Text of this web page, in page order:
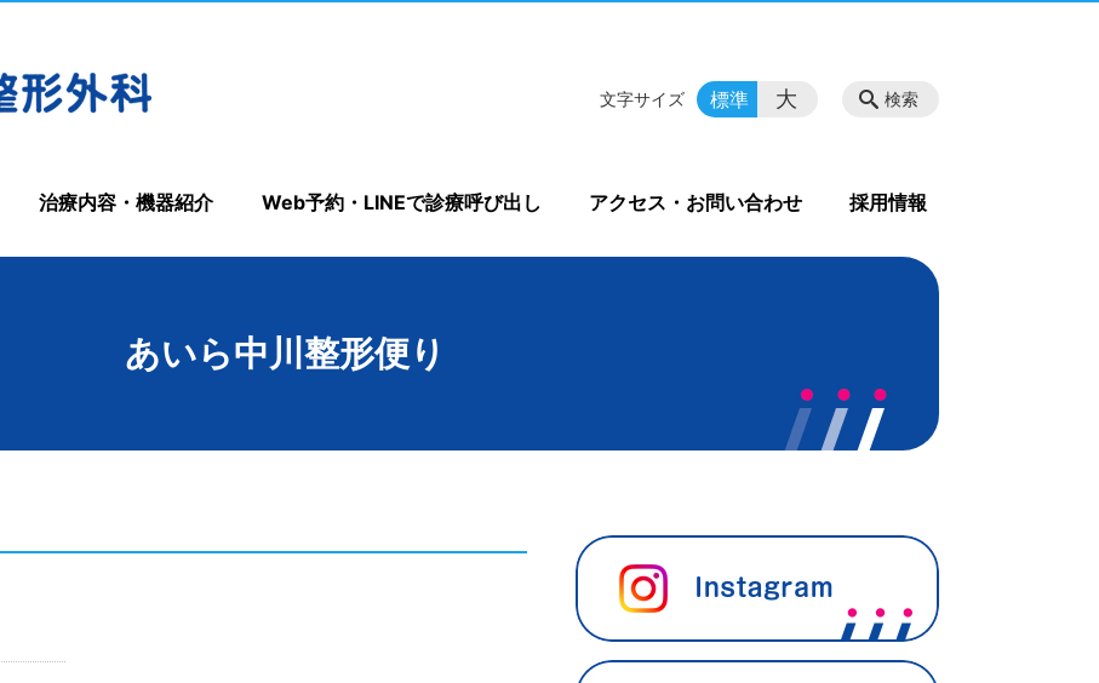
治療内容・機器紹介 Web予約・LINEで診療呼び出し アクセス・お問い合わせ 採用情報
検索
文字サイズ 標準 大
あいら中川整形便り